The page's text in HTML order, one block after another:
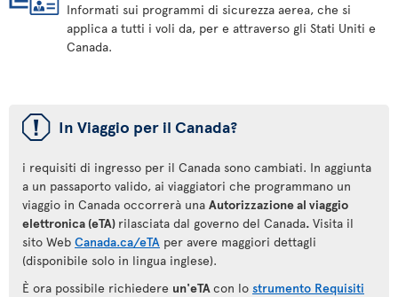
Informati sui programmi di sicurezza aerea, che si
applica a tutti i voli da, per e attraverso gli Stati Uniti e
Canada.
ü In Viaggio per il Canada?
i requisiti di ingresso per il Canada sono cambiati. In aggiunta
a un passaporto valido, ai viaggiatori che programmano un
viaggio in Canada occorrerà una Autorizzazione al viaggio
elettronica (eTA) rilasciata dal governo del Canada. Visita il
sito Web Canada.ca/eTA per avere maggiori dettagli
(disponibile solo in lingua inglese).
È ora possibile richiedere un'eTAcon lo strumento Requisiti